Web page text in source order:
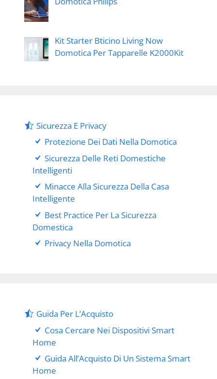
Kit Starter Bticino Living Now
Domotica Per Tapparelle K2000Kit
Sicurezza E Privacy
Protezione Dei Dati Nella Domotica
Sicurezza Delle Reti Domestiche
Intelligenti
Minacce Alla Sicurezza Della Casa
Intelligente
Best Practice Per La Sicurezza
Domestica
Privacy Nella Domotica
Guida Per L’Acquisto
Cosa Cercare Nei Dispositivi Smart
Home
Guida All’Acquisto Di Un Sistema Smart
Home